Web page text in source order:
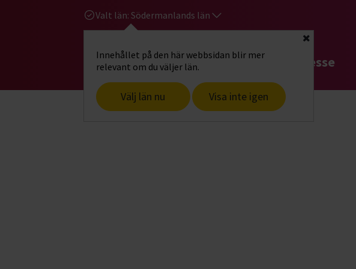
Valt län: Södermanlands län
Innehållet på den här webbsidan blir mer
relevant om du väljer län.
Välj län nu Visa inte igen
Stäng
Gå till studiefrämjandets startsidaHitta intresse